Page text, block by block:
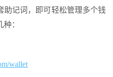
助记词，即可轻松管理多个钱
：
wallet